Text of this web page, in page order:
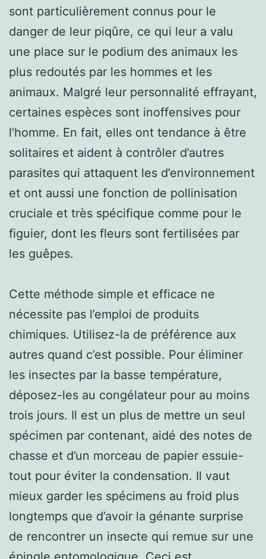
sont particulièrement connus pour le
danger de leur piqûre, ce qui leur a valu
une place sur le podium des animaux les
plus redoutés par les hommes et les
animaux. Malgré leur personnalité effrayant,
certaines espèces sont inoffensives pour
l’homme. En fait, elles ont tendance à être
solitaires et aident à contrôler d’autres
parasites qui attaquent les d’environnement
et ont aussi une fonction de pollinisation
cruciale et très spécifique comme pour le
figuier, dont les fleurs sont fertilisées par
les guêpes.
Cette méthode simple et efficace ne
nécessite pas l’emploi de produits
chimiques. Utilisez-la de préférence aux
autres quand c’est possible. Pour éliminer
les insectes par la basse température,
déposez-les au congélateur pour au moins
trois jours. Il est un plus de mettre un seul
spécimen par contenant, aidé des notes de
chasse et d’un morceau de papier essuie-
tout pour éviter la condensation. Il vaut
mieux garder les spécimens au froid plus
longtemps que d’avoir la génante surprise
de rencontrer un insecte qui remue sur une